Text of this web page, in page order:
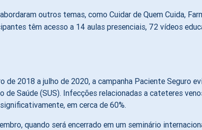
outros temas, como Cuidar de Quem Cuida,
têm acesso a 14 aulas presenciais, 72 vídeos
de 2018 a julho de 2020, a campanha Paciente
Saúde (SUS). Infecções relacionadas a cateteres
em cerca de 60%.
quando será encerrado em um seminário